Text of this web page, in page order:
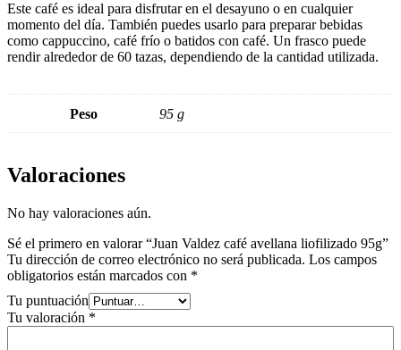
Este café es ideal para disfrutar en el desayuno o en cualquier
momento del día. También puedes usarlo para preparar bebidas
como cappuccino, café frío o batidos con café. Un frasco puede
rendir alrededor de 60 tazas, dependiendo de la cantidad utilizada.
Peso 95 g
Valoraciones
No hay valoraciones aún.
Sé el primero en valorar “Juan Valdez café avellana liofilizado 95g”
Tu dirección de correo electrónico no será publicada. Los campos
obligatorios están marcados con *
Tu puntuación
Tu valoración *